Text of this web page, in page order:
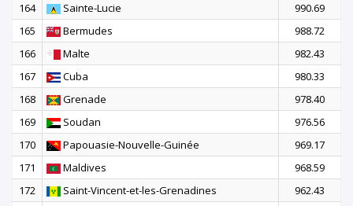
164
Sainte-Lucie
990.69
165
Bermudes
988.72
166
Malte
982.43
167
Cuba
980.33
168
Grenade
978.40
169
Soudan
976.56
170
Papouasie-Nouvelle-Guinée
969.17
171
Maldives
968.59
172
Saint-Vincent-et-les-Grenadines 962.43